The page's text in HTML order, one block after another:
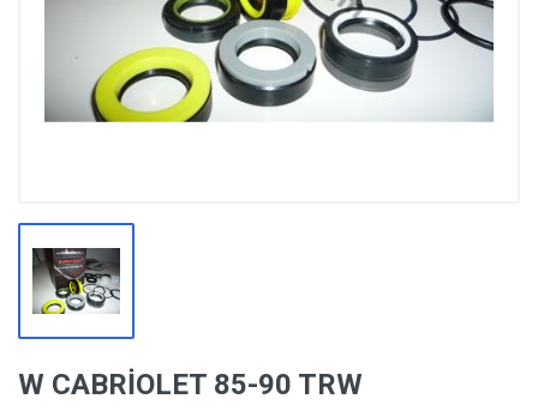
W CABRİOLET 85-90 TRW